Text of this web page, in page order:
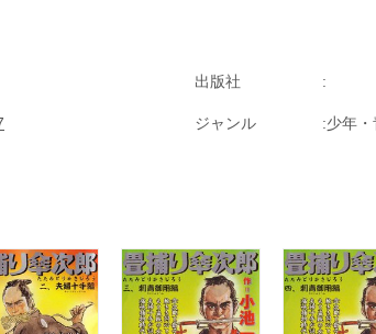
出版社
ジャンル 少年